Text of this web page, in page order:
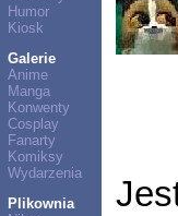
Humor
Kiosk
Galerie
Anime
Manga
Konwenty
Cosplay
Fanarty
Komiksy
Wydarzenia
Plikownia